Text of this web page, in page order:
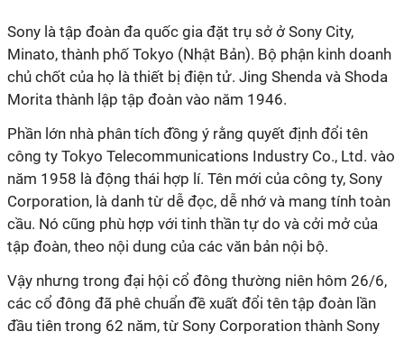
Sony là tập đoàn đa quốc gia đặt trụ sở ở Sony City,
‎Minato, thành phố Tokyo (Nhật Bản). Bộ phận kinh doanh
chủ chốt của họ là thiết bị điện tử. Jing Shenda và Shoda
Morita thành lập tập đoàn vào năm 1946.
Phần lớn nhà phân tích đồng ý rằng quyết định đổi tên
công ty Tokyo Telecommunications Industry Co., Ltd. vào
năm 1958 là động thái hợp lí. Tên mới của công ty, Sony
Corporation, là danh từ dễ đọc, dễ nhớ và mang tính toàn
cầu. Nó cũng phù hợp với tinh thần tự do và cởi mở của
tập đoàn, theo nội dung của các văn bản nội bộ.
Vậy nhưng trong đại hội cổ đông thường niên hôm 26/6,
các cổ đông đã phê chuẩn đề xuất đổi tên tập đoàn lần
đầu tiên trong 62 năm, từ Sony Corporation thành Sony